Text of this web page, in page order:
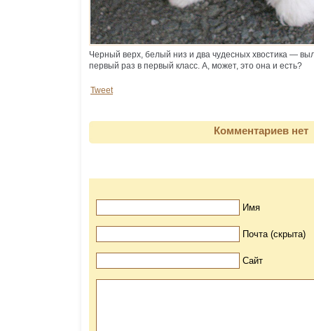
Черный верх, белый низ и два чудесных хвостика —
первый раз в первый класс. А, может, это она и есть?
Tweet
Комментариев нет
Имя
Почта (скрыта)
Сайт